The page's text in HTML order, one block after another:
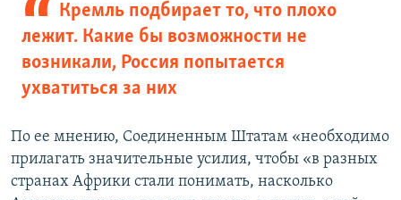
Кремль подбирает то, что плохо
лежит. Какие бы возможности не
возникали, Россия попытается
ухватиться за них
По ее мнению, Соединенным Штатам «необходимо
прилагать значительные усилия, чтобы «в разных
странах Африки стали понимать, насколько